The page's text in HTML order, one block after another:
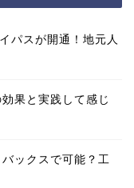
パスが開通！地元人
果と実践して感じ
ックスで可能？工